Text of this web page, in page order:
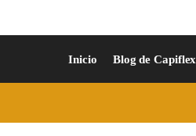
Inicio Blog de Capiflex